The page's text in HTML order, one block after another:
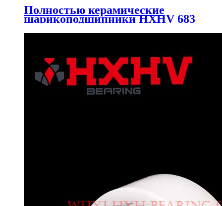
Полностью керамические
шарикоподшипники HXHV 683
с 7 шариками Si3N4 и
сепаратором из ПТФЭ.